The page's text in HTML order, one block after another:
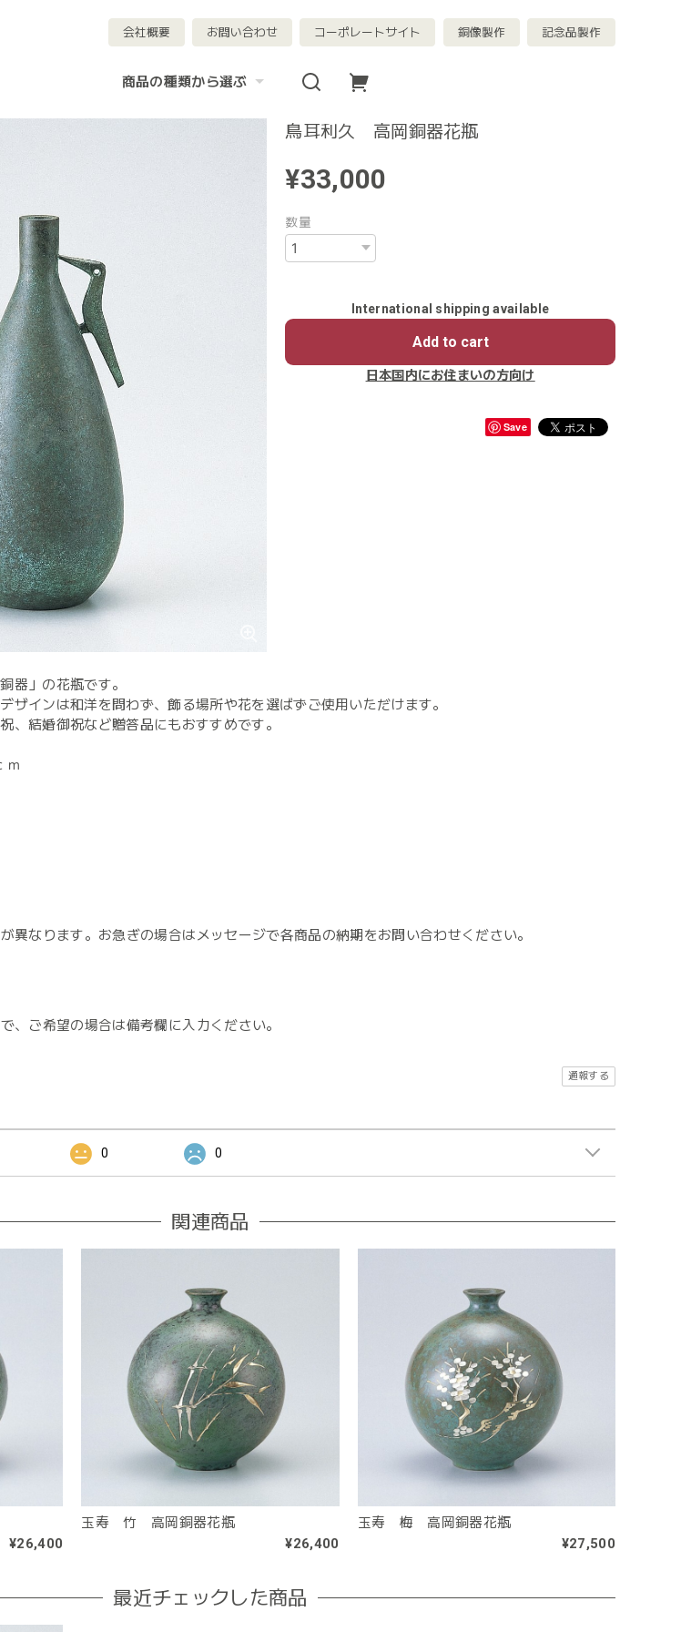
会社概要 お問い合わせ コーポレートサイト 銅像製作 記念品製作
商品の種類から選ぶ
鳥耳利久 高岡銅器花瓶
¥33,000
数量
International shipping available
Add to cart
日本国内にお住まいの方向け
Save
器」の花瓶です。
ザインは和洋を問わず、飾る場所や花を選ばずご使用いただけます。
、結婚御祝など贈答品にもおすすめです。
ｍ
異なります。お急ぎの場合はメッセージで各商品の納期をお問い合わせください。
、ご希望の場合は備考欄に入力ください。
通報する
0 0
関連商品
¥26,400
玉寿 竹 高岡銅器花瓶
¥26,400
玉寿 梅 高岡銅器花瓶
¥27,500
最近チェックした商品